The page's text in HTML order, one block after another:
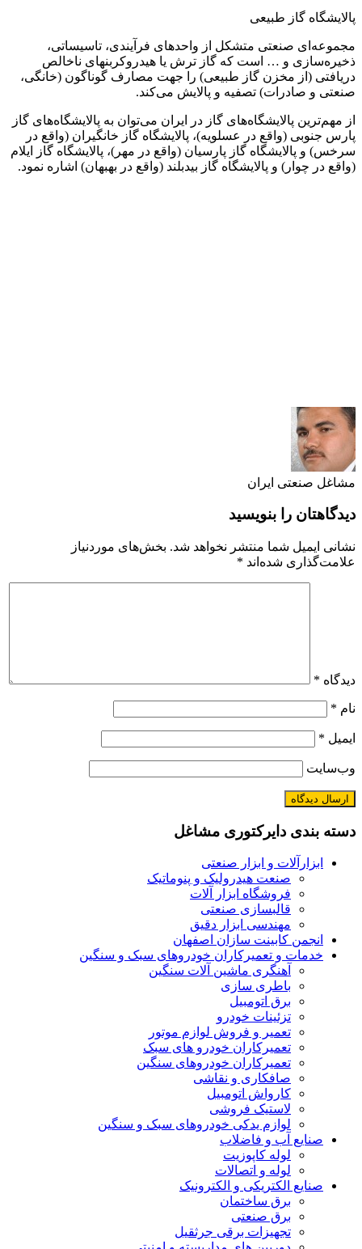
پالایشگاه گاز طبیعی
مجموعه‌ای صنعتی متشکل از واحدهای فرآیندی، تاسیساتی،
ذخیره‌سازی و … است که گاز ترش یا هیدروکربنهای ناخالص
دریافتی (از مخزن گاز طبیعی) را جهت مصارف گوناگون (خانگی،
صنعتی و صادرات) تصفیه و پالایش می‌کند.
از مهم‌ترین پالایشگاه‌های گاز در ایران می‌توان به پالایشگاه‌های گاز
پارس جنوبی (واقع در عسلویه)، پالایشگاه گاز خانگیران (واقع در
سرخس) و پالایشگاه گاز پارسیان (واقع در مهر)، پالایشگاه گاز ایلام
(واقع در چوار) و پالایشگاه گاز بیدبلند (واقع در بهبهان) اشاره نمود.
مشاغل صنعتی ایران
دیدگاهتان را بنویسید
نشانی ایمیل شما منتشر نخواهد شد. بخش‌های موردنیاز
علامت‌گذاری شده‌اند *
دیدگاه *
نام *
ایمیل *
وب‌سایت
دسته بندی دایرکتوری مشاغل
ابزارآلات و ابزار صنعتی
صنعت هیدرولیک و پنوماتیک
فروشگاه ابزار آلات
قالبسازی صنعتی
مهندسی ابزار دقیق
انجمن کابینت سازان اصفهان
خدمات و تعمیرکاران خودروهای سبک و سنگین
آهنگری ماشین آلات سنگین
باطری سازی
برق اتومبیل
تزئینات خودرو
تعمیر و فروش لوازم موتور
تعمیرکاران خودرو های سبک
تعمیرکاران خودروهای سنگین
صافکاری و نقاشی
کارواش اتومبیل
لاستیک فروشی
لوازم یدکی خودروهای سبک و سنگین
صنایع آب و فاضلاب
لوله کاپوزیت
لوله و اتصالات
صنایع الکتریکی و الکترونیک
برق ساختمان
برق صنعتی
تجهیزات برقی جرثقیل